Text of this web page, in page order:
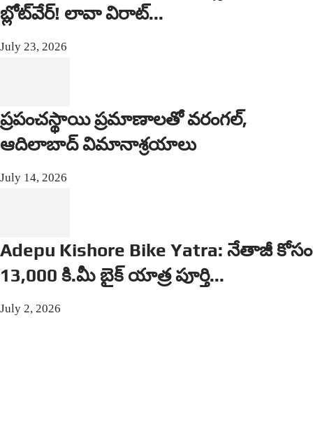
బ్లోట్‌వేర్! లావా విరాట్...
July 23, 2026
ప్రపంచస్థాయి ప్రమాణాలతో వరంగల్,
ఆదిలాబాద్ విమానాశ్రయాలు
July 14, 2026
Adepu Kishore Bike Yatra: నేతాజీ కోసం
13,000 కి.మీ బైక్ యాత్ర పూర్తి...
July 2, 2026